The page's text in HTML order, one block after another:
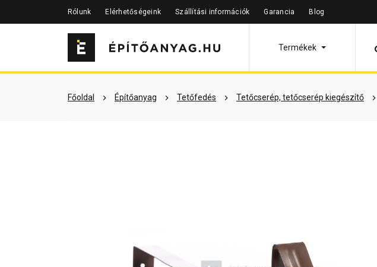
Rólunk Elérhetőségeink Szállítási információk Garancia Blog
Termékek
Főoldal Építőanyag Tetőfedés Tetőcserép, tetőcserép kiegészítő
Szükséged lehet rá Részletes leírás Termékinformáció